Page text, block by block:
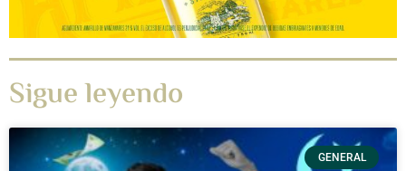
Sigue leyendo
GENERAL